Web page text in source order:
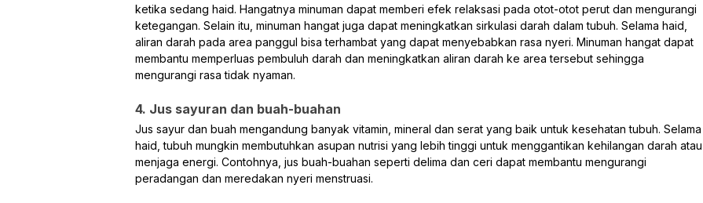
ketika sedang haid. Hangatnya minuman dapat memberi efek relaksasi pada otot-otot perut dan mengurangi
ketegangan. Selain itu, minuman hangat juga dapat meningkatkan sirkulasi darah dalam tubuh. Selama haid,
aliran darah pada area panggul bisa terhambat yang dapat menyebabkan rasa nyeri. Minuman hangat dapat
membantu memperluas pembuluh darah dan meningkatkan aliran darah ke area tersebut sehingga
mengurangi rasa tidak nyaman.
4. Jus sayuran dan buah-buahan
Jus sayur dan buah mengandung banyak vitamin, mineral dan serat yang baik untuk kesehatan tubuh. Selama
haid, tubuh mungkin membutuhkan asupan nutrisi yang lebih tinggi untuk menggantikan kehilangan darah atau
menjaga energi. Contohnya, jus buah-buahan seperti delima dan ceri dapat membantu mengurangi
peradangan dan meredakan nyeri menstruasi.